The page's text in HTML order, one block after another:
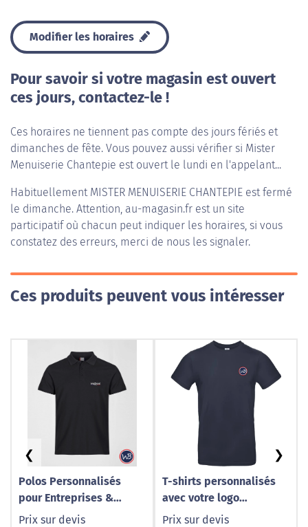
Modifier les horaires
Pour savoir si votre magasin est ouvert
ces jours, contactez-le !
Ces horaires ne tiennent pas compte des jours fériés et
dimanches de fête. Vous pouvez aussi vérifier si Mister
Menuiserie Chantepie est ouvert le lundi en l'appelant...
Habituellement MISTER MENUISERIE CHANTEPIE est fermé
le dimanche. Attention, au-magasin.fr est un site
participatif où chacun peut indiquer les horaires, si vous
constatez des erreurs, merci de nous les signaler.
Ces produits peuvent vous intéresser
Polos Personnalisés
pour Entreprises &
Artisans | Broderie &
Prix sur devis
T-shirts personnalisés
avec votre logo
entreprise
Prix sur devis
❮ ❯